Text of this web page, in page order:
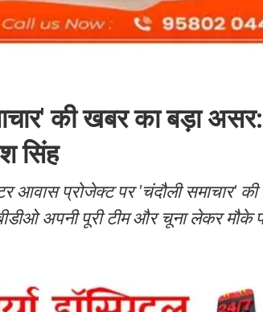
की खबर का बड़ा
सिंह
आवास प्रोजेक्ट पर 'चंदौली
अपनी पूरी टीम और चूना लेकर मौके